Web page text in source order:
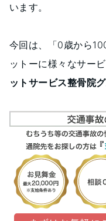
います。
今回は、「0歳から
ットーに様々なサー
ットサービス整骨院